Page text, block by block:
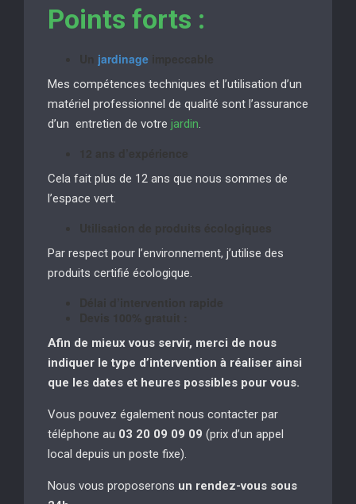
Points forts :
jardinage
Mes compétences techniques et l’utilisation d’un
matériel professionnel de qualité sont l’assurance
d’un entretien de votre jardin.
Cela fait plus de 12 ans que nous sommes de
l’espace vert.
Par respect pour l’environnement, j’utilise des
produits certifié écologique.
Afin de mieux vous servir, merci de nous
indiquer le type d’intervention à réaliser ainsi
que les dates et heures possibles pour vous.
Vous pouvez également nous contacter par
téléphone au 03 20 09 09 09 (prix d’un appel
local depuis un poste fixe).
Nous vous proposerons un rendez-vous sous